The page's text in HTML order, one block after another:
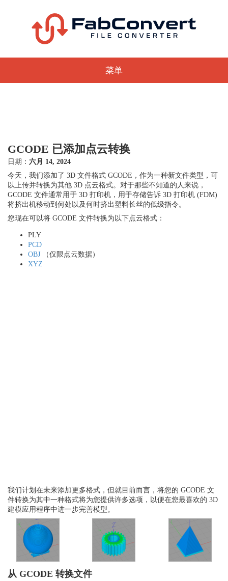
菜单
GCODE 已添加点云转换
日期： 六月 14, 2024
今天，我们添加了 3D 文件格式 GCODE，作为一种新文件类型，可
以上传并转换为其他 3D 点云格式。对于那些不知道的人来说，
GCODE 文件通常用于 3D 打印机，用于存储告诉 3D 打印机 (FDM)
将挤出机移动到何处以及何时挤出塑料长丝的低级指令。
您现在可以将 GCODE 文件转换为以下点云格式：
PLY
PCD
OBJ （仅限点云数据）
XYZ
我们计划在未来添加更多格式，但就目前而言，将您的 GCODE 文
件转换为其中一种格式将为您提供许多选项，以便在您最喜欢的 3D
建模应用程序中进一步完善模型。
从 GCODE 转换文件